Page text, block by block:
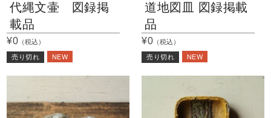
代縄文壷 図録掲
載品
¥0 （税込）
売り切れ NEW
道地図皿 図録掲載
品
¥0 （税込）
売り切れ NEW